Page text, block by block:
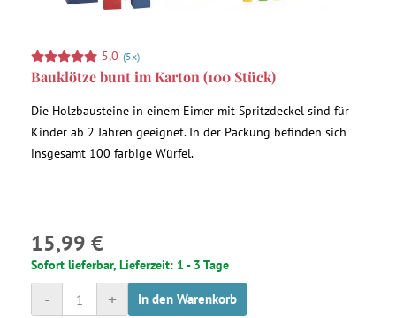
5,0 (5x)
Bauklötze bunt im Karton (100 Stück)
Die Holzbausteine in einem Eimer mit Spritzdeckel sind für
Kinder ab 2 Jahren geeignet. In der Packung befinden sich
insgesamt 100 farbige Würfel.
15,99 €
Sofort lieferbar, Lieferzeit: 1 - 3 Tage
+
- In den Warenkorb